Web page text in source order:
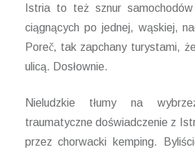
Istria to też sznur
ciągnących po jednej, wąskiej,
Poreč, tak zapchany turystami,
ulicą. Dosłownie.
Nieludzkie tłumy na
traumatyczne doświadczenie z
przez chorwacki kemping.